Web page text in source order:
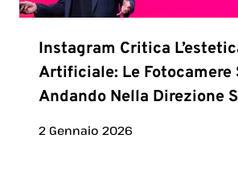
Instagram Critica
Artificiale: Le Fotocamere
Andando Nella Direzione
2 Gennaio 2026